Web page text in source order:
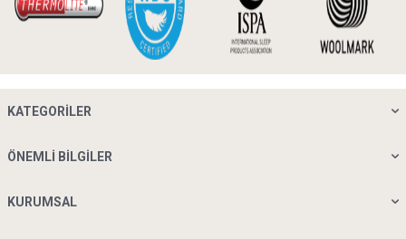
KATEGORILER
ÖNEMLI BILGILER
KURUMSAL